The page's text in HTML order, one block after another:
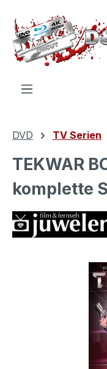
Zum Hauptinhalt
DVD TV Serien
TEKWAR
komplette
Bildergalerie